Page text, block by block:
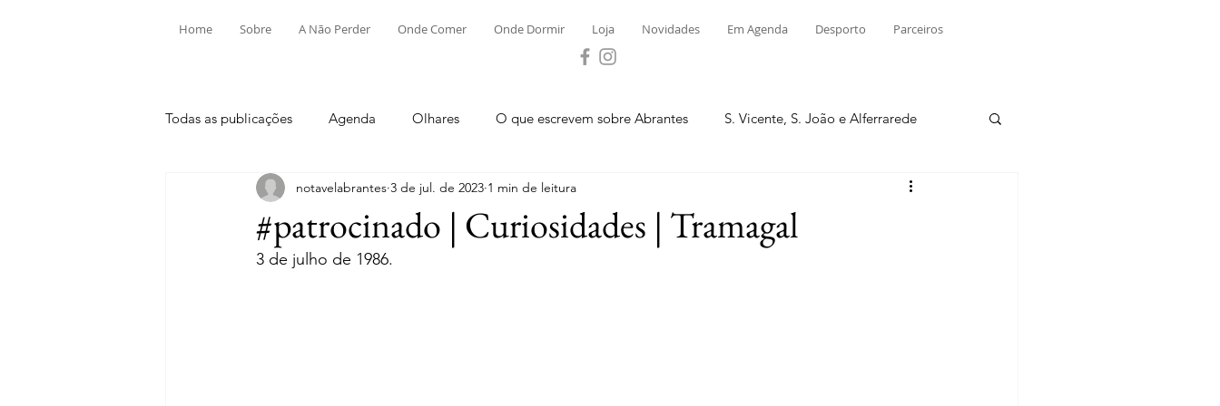
Home Sobre A Não Perder Onde Comer Onde Dormir Loja Novidades Em Agenda Desporto Parceiros
Todas as publicações Agenda Olhares O que escrevem sobre Abrantes S. Vicente, S. João e Alferrarede
Aldeia do Mato e Souto Alvega e Concavada Bemposta
Mouriscas Pego Rio de Moinhos
#patrocinado | Curiosidades | Tramagal
notavelabrantes 3 de jul. de 2023 1 min de leitura
3 de julho de 1986.